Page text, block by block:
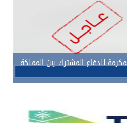
المشترك بين المملكة